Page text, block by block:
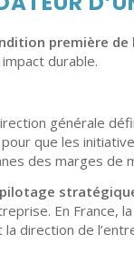
première de
durable.
générale
pour que les
des marges
pilotage
En France,
direction de